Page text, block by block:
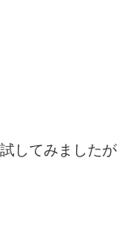
してみましたが